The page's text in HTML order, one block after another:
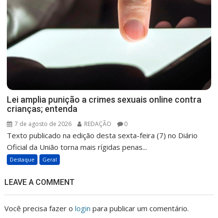
Lei amplia punição a crimes sexuais online contra
crianças; entenda
7 de agosto de 2026 REDAÇÃO 0
Texto publicado na edição desta sexta-feira (7) no Diário
Oficial da União torna mais rígidas penas...
Destaque Geral
LEAVE A COMMENT
Você precisa fazer ologin para publicar um comentário.